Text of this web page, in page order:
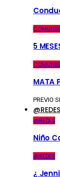
5
MATA
PREVIO
@REDES
@REDES
Niño
@REDES
¿